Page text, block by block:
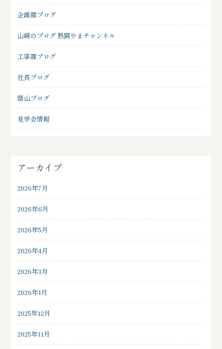
企画課ブログ
山﨑のブログ 熱闘やまチャンネル
工事課ブログ
社長ブログ
蔭山ブログ
見学会情報
アーカイブ
2026年7月
2026年6月
2026年5月
2026年4月
2026年3月
2026年1月
2025年12月
2025年11月